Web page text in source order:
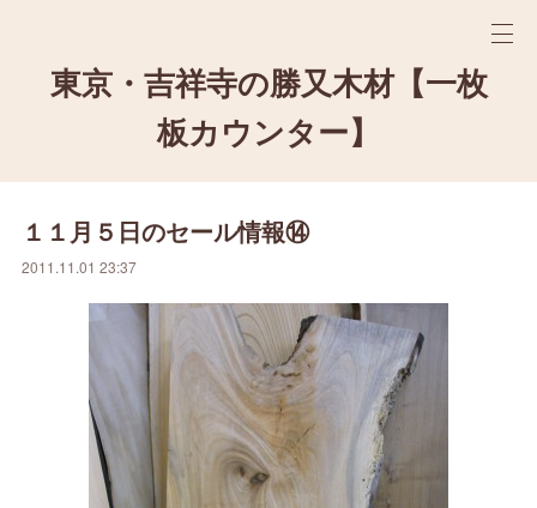
東京・吉祥寺の勝又木材【一枚
板カウンター】
１１月５日のセール情報⑭
2011.11.01 23:37